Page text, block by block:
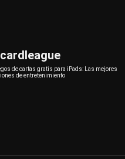
cardleague